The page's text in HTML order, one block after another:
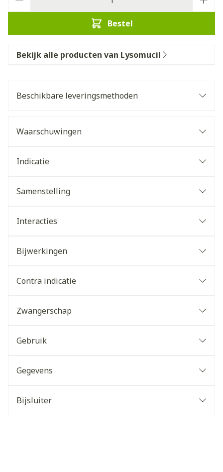
Bestel
Bekijk alle producten van Lysomucil
Beschikbare leveringsmethoden
Waarschuwingen
Indicatie
Samenstelling
Interacties
Bijwerkingen
Contra indicatie
Zwangerschap
Gebruik
Gegevens
Bijsluiter